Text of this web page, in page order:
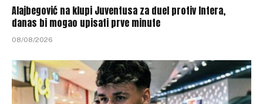
Alajbegović na klupi Juventusa za duel protiv Intera,
danas bi mogao upisati prve minute
08/08/2026